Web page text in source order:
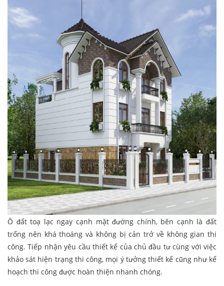
Ô đất toạ lạc ngay cạnh mặt đường chính, bên cạnh là đất
trống nên khá thoáng và không bị cản trở về không gian thi
công. Tiếp nhận yêu cầu thiết kế của chủ đầu tư cùng với việc
khảo sát hiện trạng thi công, mọi ý tưởng thiết kế cũng như kế
hoạch thi công được hoàn thiện nhanh chóng.